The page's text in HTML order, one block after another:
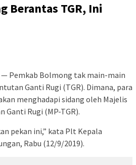
Berantas TGR, Ini
— Pemkab Bolmong tak main-main
Ganti Rugi (TGR). Dimana, para
menghadapi sidang oleh Majelis
Ganti Rugi (MP-TGR).
pekan ini,” kata Plt Kepala
Rabu (12/9/2019).